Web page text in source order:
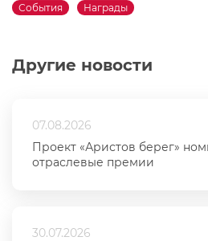
Другие новости
07.08.2026
Проект «Аристов берег»
отраслевые премии
30.07.2026
События
Награды